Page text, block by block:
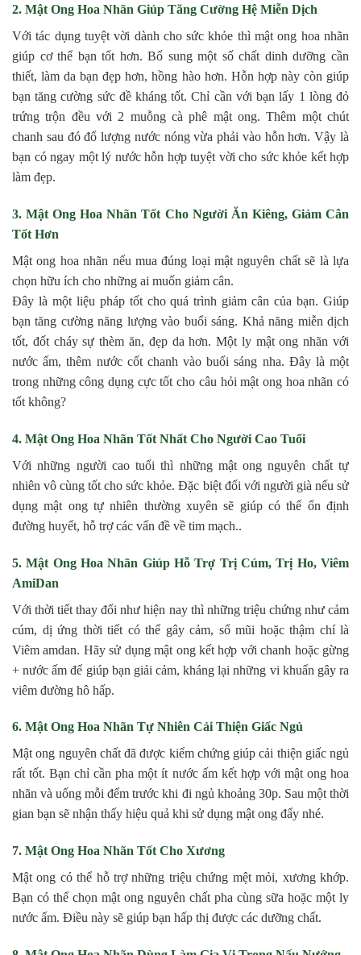
2. Mật Ong Hoa Nhãn Giúp Tăng Cường Hệ Miễn Dịch
Với tác dụng tuyệt vời dành cho sức khỏe thì mật ong hoa nhãn
giúp cơ thể bạn tốt hơn. Bổ sung một số chất dinh dưỡng cần
thiết, làm da bạn đẹp hơn, hồng hào hơn. Hỗn hợp này còn giúp
bạn tăng cường sức đề kháng tốt. Chỉ cần với bạn lấy 1 lòng đỏ
trứng trộn đều với 2 muỗng cà phê mật ong. Thêm một chút
chanh sau đó đổ lượng nước nóng vừa phải vào hỗn hơn. Vậy là
bạn có ngay một lý nước hỗn hợp tuyệt vời cho sức khỏe kết hợp
làm đẹp.
3. Mật Ong Hoa Nhãn Tốt Cho Người Ăn Kiêng, Giảm Cân
Tốt Hơn
Mật ong hoa nhãn nếu mua đúng loại mật nguyên chất sẽ là lựa
chọn hữu ích cho những ai muốn giảm cân.
Đây là một liệu pháp tốt cho quá trình giảm cân của bạn. Giúp
bạn tăng cường năng lượng vào buổi sáng. Khả năng miễn dịch
tốt, đốt cháy sự thèm ăn, đẹp da hơn. Một ly mật ong nhãn với
nước ấm, thêm nước cốt chanh vào buổi sáng nha. Đây là một
trong những công dụng cực tốt cho câu hỏi mật ong hoa nhãn có
tốt không?
4. Mật Ong Hoa Nhãn Tốt Nhất Cho Người Cao Tuổi
Với những người cao tuổi thì những mật ong nguyên chất tự
nhiên vô cùng tốt cho sức khỏe. Đặc biệt đối với người già nếu sử
dụng mật ong tự nhiên thường xuyên sẽ giúp có thể ổn định
đường huyết, hỗ trợ các vấn đề về tim mạch..
5. Mật Ong Hoa Nhãn Giúp Hỗ Trợ Trị Cúm, Trị Ho, Viêm
AmiDan
Với thời tiết thay đổi như hiện nay thì những triệu chứng như cảm
cúm, dị ứng thời tiết có thể gây cảm, sổ mũi hoặc thậm chí là
Viêm amdan. Hãy sử dụng mật ong kết hợp với chanh hoặc gừng
+ nước ấm để giúp bạn giải cảm, kháng lại những vi khuẩn gây ra
viêm đường hô hấp.
6. Mật Ong Hoa Nhãn Tự Nhiên Cải Thiện Giấc Ngủ
Mật ong nguyên chất đã được kiểm chứng giúp cải thiện giấc ngủ
rất tốt. Bạn chỉ cần pha một ít nước ấm kết hợp với mật ong hoa
nhãn và uống mỗi đếm trước khi đi ngủ khoảng 30p. Sau một thời
gian bạn sẽ nhận thấy hiệu quả khi sử dụng mật ong đấy nhé.
7. Mật Ong Hoa Nhãn Tốt Cho Xương
Mật ong có thể hỗ trợ những triệu chứng mệt mỏi, xương khớp.
Bạn có thể chọn mật ong nguyên chất pha cùng sữa hoặc một ly
nước ấm. Điều này sẽ giúp bạn hấp thị được các dưỡng chất.